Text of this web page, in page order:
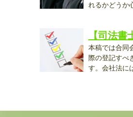
れるかどうか
【司法
本稿では合同
際の登記すべ
す。会社法に